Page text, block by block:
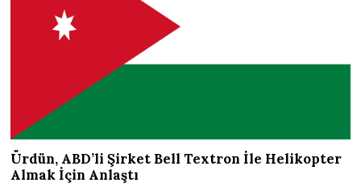
Ürdün, ABD’li Şirket Bell Textron İle Helikopter
Almak İçin Anlaştı